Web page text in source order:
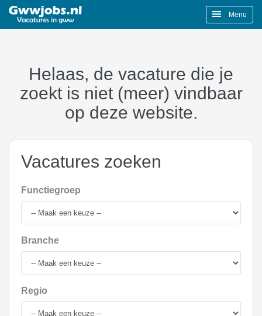
Menu
Helaas, de vacature die je
zoekt is niet (meer) vindbaar
op deze website.
Vacatures zoeken
Functiegroep
Branche
Regio